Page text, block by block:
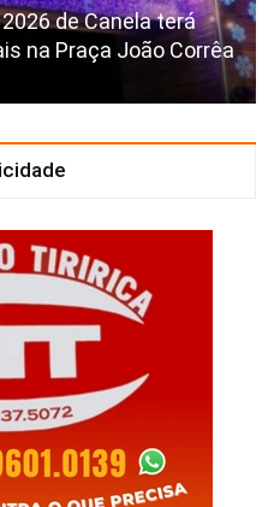
de Canela terá
na Praça João Corrêa